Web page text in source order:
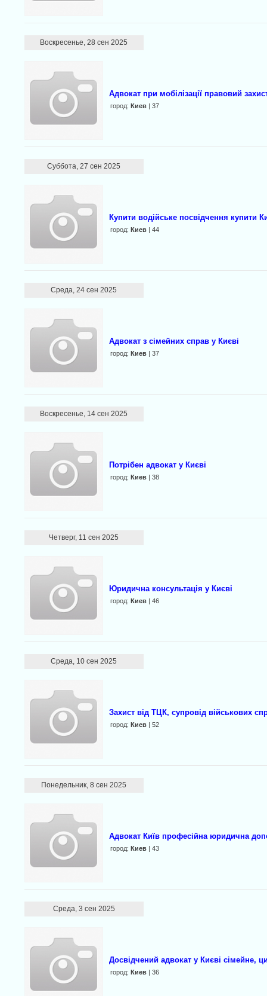
Воскресенье, 28 сен 2025
Адвокат при мобілізації правовий
город: Киев| 37
Суббота, 27 сен 2025
Купити водійське посвідчення купити
город: Киев| 44
Среда, 24 сен 2025
Адвокат з сімейних справ у Києві
город: Киев| 37
Воскресенье, 14 сен 2025
Потрібен адвокат у Києві
город: Киев| 38
Четверг, 11 сен 2025
Юридична консультація у Києві
город: Киев| 46
Среда, 10 сен 2025
Захист від ТЦК, супровід військових
город: Киев| 52
Понедельник, 8 сен 2025
Адвокат Київ професійна юридична
город: Киев| 43
Среда, 3 сен 2025
Досвідчений адвокат у Києві сімейне,
город: Киев| 36